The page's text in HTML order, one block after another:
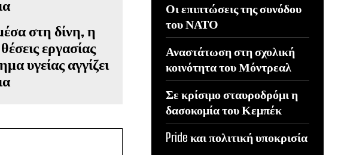
στη δίνη, η
εργασίας
υγείας αγγίζει
Οι επιπτώσεις της συνόδου
του ΝΑΤΟ
Αναστάτωση στη σχολική
κοινότητα του Μόντρεαλ
Σε κρίσιμο σταυροδρόμι η
δασοκομία του Κεμπέκ
Pride και πολιτική υποκρισία